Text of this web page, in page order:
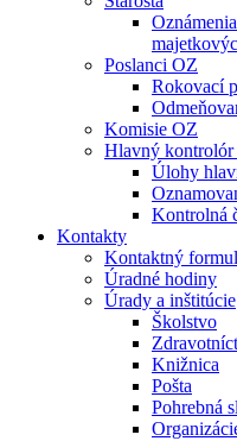
Poslanci OZ
Rokovací
Komisie OZ
Hlavný kontrolór
Úlohy
Kontrolná
Kontakty
Kontaktný
Úradné hodiny
Úrady a inštitúcie
Školstvo
Knižnica
Pošta
Pohrebná